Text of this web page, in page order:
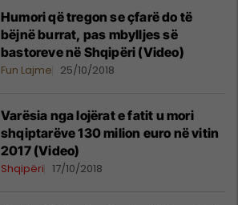
Humori që tregon se çfarë do të
bëjnë burrat, pas mbylljes së
bastoreve në Shqipëri (Video)
Fun Lajme 25/10/2018
Varësia nga lojërat e fatit u mori
shqiptarëve 130 milion euro në vitin
2017 (Video)
Shqipëri 17/10/2018